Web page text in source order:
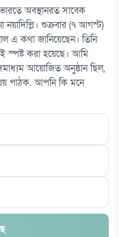
বিল পাস
হার
অবস্থানরত সাবেক
নয়াদিল্লি। শুক্রবার (৭ আগস্ট)
এ কথা জানিয়েছেন। তিনি
স্পষ্ট করা হয়েছে। আমি
আয়োজিত অনুষ্ঠান ছিল,
পাঠক. আপনি কি মনে